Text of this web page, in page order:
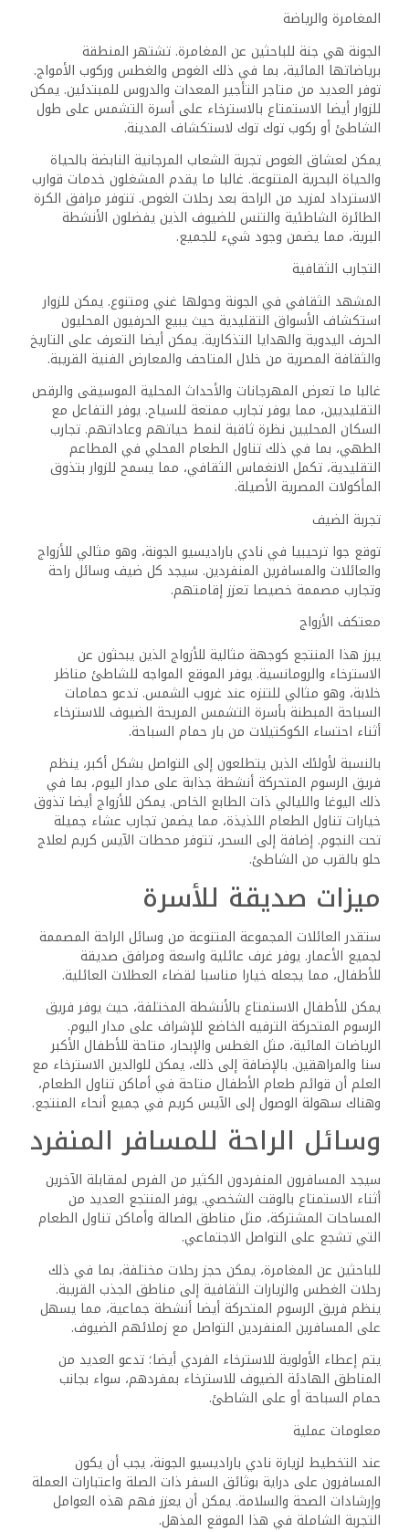
المغامرة والرياضة
الجونة هي جنة للباحثين عن المغامرة. تشتهر المنطقة
برياضاتها المائية، بما في ذلك الغوص والغطس وركوب الأمواج.
توفر العديد من متاجر التأجير المعدات والدروس للمبتدئين. يمكن
للزوار أيضا الاستمتاع بالاسترخاء على أسرة التشمس على طول
الشاطئ أو ركوب توك توك لاستكشاف المدينة.
يمكن لعشاق الغوص تجربة الشعاب المرجانية النابضة بالحياة
والحياة البحرية المتنوعة. غالبا ما يقدم المشغلون خدمات قوارب
الاسترداد لمزيد من الراحة بعد رحلات الغوص. تتوفر مرافق الكرة
الطائرة الشاطئية والتنس للضيوف الذين يفضلون الأنشطة
البرية، مما يضمن وجود شيء للجميع.
التجارب الثقافية
المشهد الثقافي في الجونة وحولها غني ومتنوع. يمكن للزوار
استكشاف الأسواق التقليدية حيث يبيع الحرفيون المحليون
الحرف اليدوية والهدايا التذكارية. يمكن أيضا التعرف على التاريخ
والثقافة المصرية من خلال المتاحف والمعارض الفنية القريبة.
غالبا ما تعرض المهرجانات والأحداث المحلية الموسيقى والرقص
التقليديين، مما يوفر تجارب ممتعة للسياح. يوفر التفاعل مع
السكان المحليين نظرة ثاقبة لنمط حياتهم وعاداتهم. تجارب
الطهي، بما في ذلك تناول الطعام المحلي في المطاعم
التقليدية، تكمل الانغماس الثقافي، مما يسمح للزوار بتذوق
المأكولات المصرية الأصيلة.
تجربة الضيف
توقع جوا ترحيبيا في نادي باراديسيو الجونة، وهو مثالي للأزواج
والعائلات والمسافرين المنفردين. سيجد كل ضيف وسائل راحة
وتجارب مصممة خصيصا تعزز إقامتهم.
معتكف الأزواج
يبرز هذا المنتجع كوجهة مثالية للأزواج الذين يبحثون عن
الاسترخاء والرومانسية. يوفر الموقع المواجه للشاطئ مناظر
خلابة، وهو مثالي للتنزه عند غروب الشمس. تدعو حمامات
السباحة المبطنة بأسرة التشمس المريحة الضيوف للاسترخاء
أثناء احتساء الكوكتيلات من بار حمام السباحة.
بالنسبة لأولئك الذين يتطلعون إلى التواصل بشكل أكبر، ينظم
فريق الرسوم المتحركة أنشطة جذابة على مدار اليوم، بما في
ذلك اليوغا والليالي ذات الطابع الخاص. يمكن للأزواج أيضا تذوق
خيارات تناول الطعام اللذيذة، مما يضمن تجارب عشاء جميلة
تحت النجوم. إضافة إلى السحر، تتوفر محطات الآيس كريم لعلاج
حلو بالقرب من الشاطئ.
ميزات صديقة للأسرة
ستقدر العائلات المجموعة المتنوعة من وسائل الراحة المصممة
لجميع الأعمار. يوفر غرف عائلية واسعة ومرافق صديقة
للأطفال، مما يجعله خيارا مناسبا لقضاء العطلات العائلية.
يمكن للأطفال الاستمتاع بالأنشطة المختلفة، حيث يوفر فريق
الرسوم المتحركة الترفيه الخاضع للإشراف على مدار اليوم.
الرياضات المائية، مثل الغطس والإبحار، متاحة للأطفال الأكبر
سنا والمراهقين. بالإضافة إلى ذلك، يمكن للوالدين الاسترخاء مع
العلم أن قوائم طعام الأطفال متاحة في أماكن تناول الطعام،
وهناك سهولة الوصول إلى الآيس كريم في جميع أنحاء المنتجع.
وسائل الراحة للمسافر المنفرد
سيجد المسافرون المنفردون الكثير من الفرص لمقابلة الآخرين
أثناء الاستمتاع بالوقت الشخصي. يوفر المنتجع العديد من
المساحات المشتركة، مثل مناطق الصالة وأماكن تناول الطعام
التي تشجع على التواصل الاجتماعي.
للباحثين عن المغامرة، يمكن حجز رحلات مختلفة، بما في ذلك
رحلات الغطس والزيارات الثقافية إلى مناطق الجذب القريبة.
ينظم فريق الرسوم المتحركة أيضا أنشطة جماعية، مما يسهل
على المسافرين المنفردين التواصل مع زملائهم الضيوف.
يتم إعطاء الأولوية للاسترخاء الفردي أيضا؛ تدعو العديد من
المناطق الهادئة الضيوف للاسترخاء بمفردهم، سواء بجانب
حمام السباحة أو على الشاطئ.
معلومات عملية
عند التخطيط لزيارة نادي باراديسيو الجونة، يجب أن يكون
المسافرون على دراية بوثائق السفر ذات الصلة واعتبارات العملة
وإرشادات الصحة والسلامة. يمكن أن يعزز فهم هذه العوامل
التجربة الشاملة في هذا الموقع المذهل.